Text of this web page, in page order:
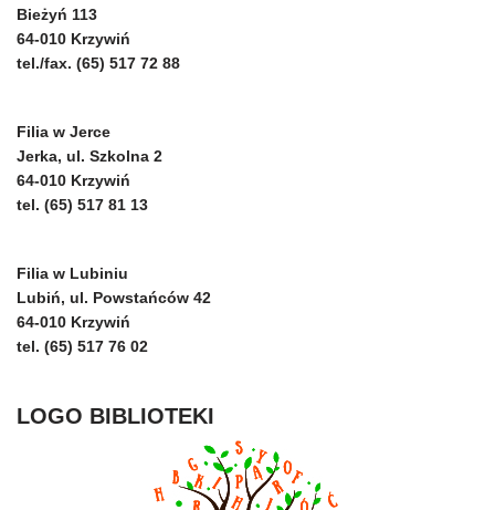
Bieżyń 113
64-010 Krzywiń
tel./fax. (65) 517 72 88
Filia w Jerce
Jerka, ul. Szkolna 2
64-010 Krzywiń
tel. (65) 517 81 13
Filia w Lubiniu
Lubiń, ul. Powstańców 42
64-010 Krzywiń
tel. (65) 517 76 02
LOGO BIBLIOTEKI